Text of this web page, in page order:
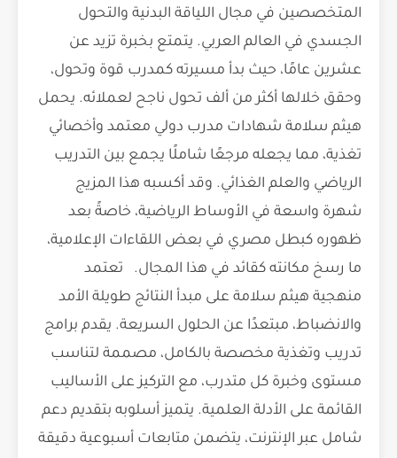
المتخصصين في مجال اللياقة البدنية والتحول
الجسدي في العالم العربي. يتمتع بخبرة تزيد عن
عشرين عامًا، حيث بدأ مسيرته كمدرب قوة وتحول،
وحقق خلالها أكثر من ألف تحول ناجح لعملائه. يحمل
هيثم سلامة شهادات مدرب دولي معتمد وأخصائي
تغذية، مما يجعله مرجعًا شاملًا يجمع بين التدريب
الرياضي والعلم الغذائي. وقد أكسبه هذا المزيج
شهرة واسعة في الأوساط الرياضية، خاصةً بعد
ظهوره كبطل مصري في بعض اللقاءات الإعلامية،
ما رسخ مكانته كقائد في هذا المجال. تعتمد
منهجية هيثم سلامة على مبدأ النتائج طويلة الأمد
والانضباط، مبتعدًا عن الحلول السريعة. يقدم برامج
تدريب وتغذية مخصصة بالكامل، مصممة لتناسب
مستوى وخبرة كل متدرب، مع التركيز على الأساليب
القائمة على الأدلة العلمية. يتميز أسلوبه بتقديم دعم
شامل عبر الإنترنت، يتضمن متابعات أسبوعية دقيقة